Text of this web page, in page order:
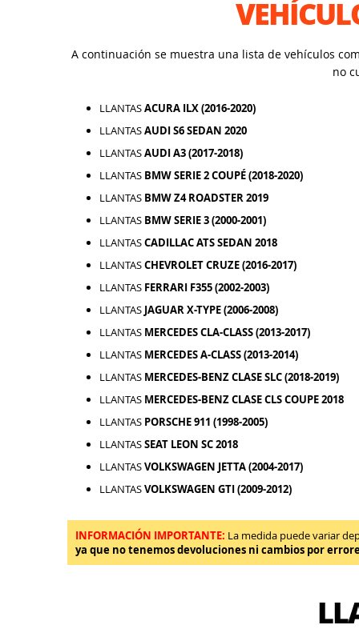
A continuación se muestra una lista de vehículos
no
LLANTASACURA ILX (2016-2020)
LLANTASAUDI S6 SEDAN 2020
LLANTASAUDI A3 (2017-2018)
LLANTAS BMW SERIE 2 COUPÉ (2018-2020)
LLANTAS BMW Z4 ROADSTER 2019
LLANTAS BMW SERIE 3 (2000-2001)
LLANTASCADILLAC ATS SEDAN 2018
LLANTASCHEVROLET CRUZE (2016-2017)
LLANTAS FERRARI F355 (2002-2003)
LLANTAS JAGUAR X-TYPE (2006-2008)
LLANTAS MERCEDES CLA-CLASS (2013-2017)
LLANTAS MERCEDES A-CLASS (2013-2014)
LLANTAS MERCEDES-BENZ CLASE SLC (2018-2019)
LLANTAS MERCEDES-BENZ CLASE CLS COUPE 2018
LLANTAS PORSCHE 911 (1998-2005)
LLANTASSEAT LEON SC 2018
LLANTASVOLKSWAGEN JETTA (2004-2017)
LLANTASVOLKSWAGEN GTI (2009-2012)
INFORMACIÓN IMPORTANTE: La medida puede variar
ya que no tenemos devoluciones ni cambios por